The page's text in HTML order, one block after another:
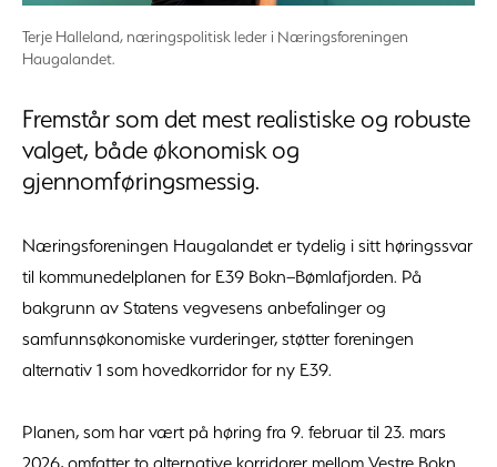
Terje Halleland, næringspolitisk leder i Næringsforeningen
Haugalandet.
Fremstår som det mest realistiske og robuste
valget, både økonomisk og
gjennomføringsmessig.
Næringsforeningen Haugalandet er tydelig i sitt høringssvar
til kommunedelplanen for E39 Bokn–Bømlafjorden. På
bakgrunn av Statens vegvesens anbefalinger og
samfunnsøkonomiske vurderinger, støtter foreningen
alternativ 1 som hovedkorridor for ny E39.
Planen, som har vært på høring fra 9. februar til 23. mars